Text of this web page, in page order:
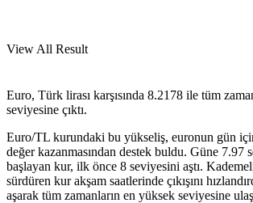
View All Result
Euro, Türk lirası karşısında 8.2178 ile tüm
seviyesine çıktı.
Euro/TL kurundaki bu yükseliş, euronun gün
değer kazanmasından destek buldu. Güne 7.97
başlayan kur, ilk önce 8 seviyesini aştı.
sürdüren kur akşam saatlerinde çıkışını
aşarak tüm zamanların en yüksek seviyesine